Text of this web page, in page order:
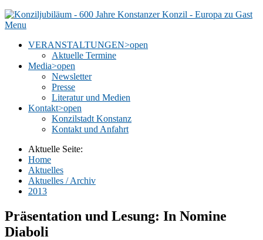
Menu
VERANSTALTUNGEN>open
Aktuelle Termine
Media>open
Newsletter
Presse
Literatur und Medien
Kontakt>open
Konzilstadt Konstanz
Kontakt und Anfahrt
Aktuelle Seite:
Home
Aktuelles
Aktuelles / Archiv
2013
Präsentation und Lesung: In Nomine
Diaboli